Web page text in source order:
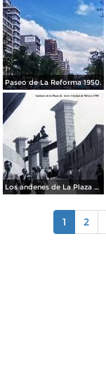
Paseo de La Reforma 1950.
Los andenes de La Plaza de toros Ciudad de México 1950
1 2